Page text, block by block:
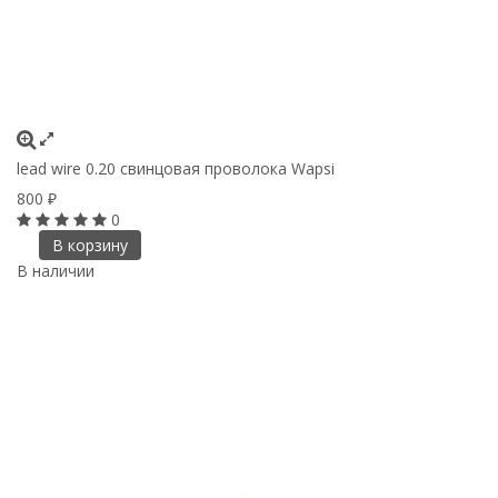
lead wire 0.20 cвинцовая проволока Wapsi
800 ₽
0
В корзину
В наличии